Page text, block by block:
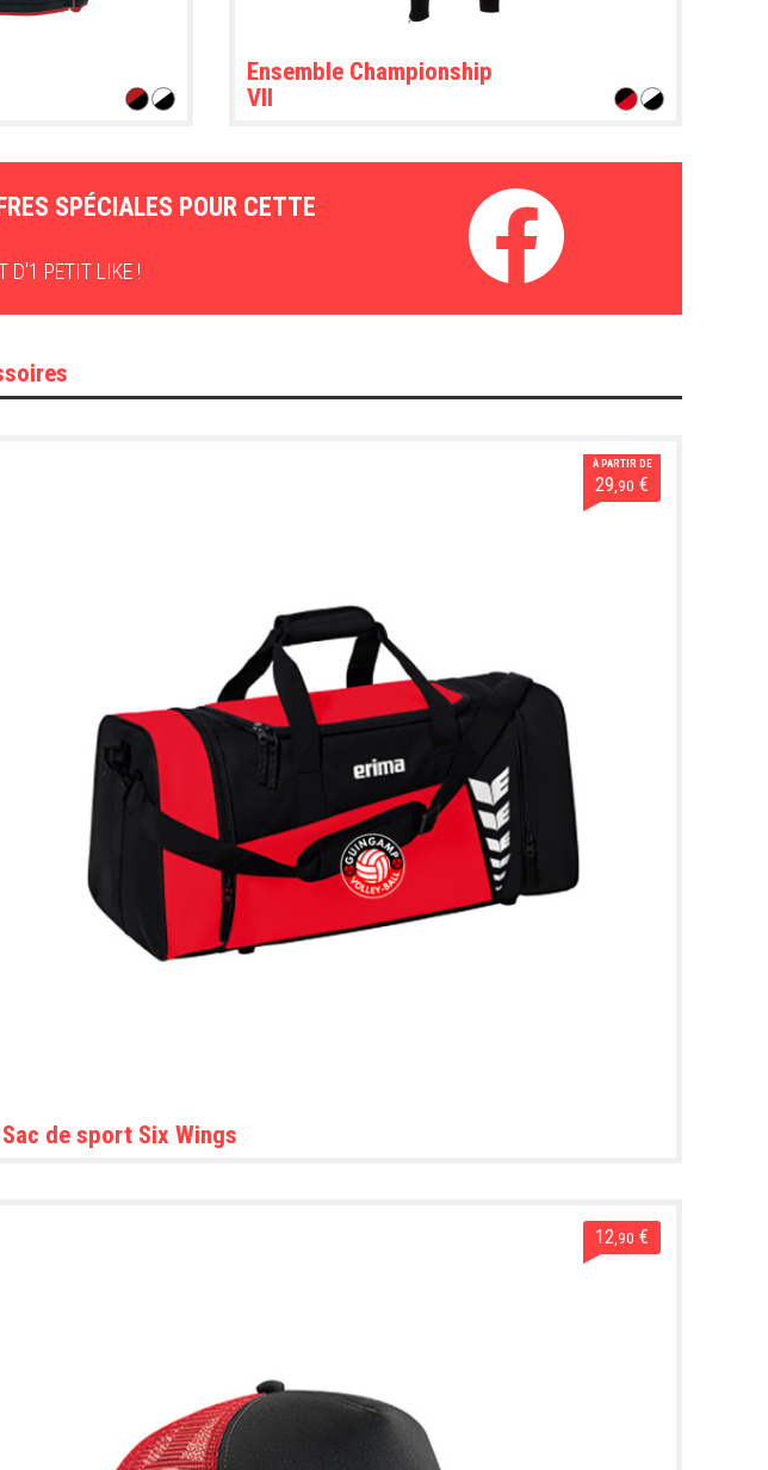
Ensemble Championship
VII
SPÉCIALES POUR CETTE
D'1 PETIT LIKE !
À PARTIR DE
29 ,90 €
Sac de sport Six Wings
12 ,90 €